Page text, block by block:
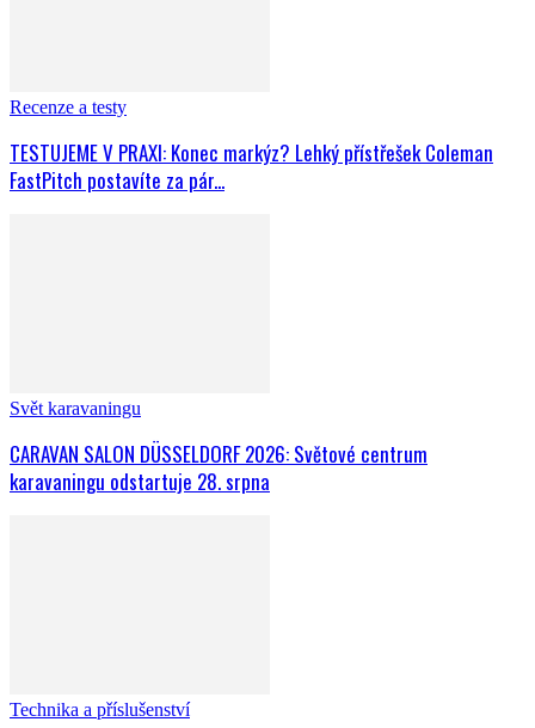
Recenze a testy
TESTUJEME V PRAXI: Konec markýz? Lehký přístřešek Coleman
FastPitch postavíte za pár...
Svět karavaningu
CARAVAN SALON DÜSSELDORF 2026: Světové centrum
karavaningu odstartuje 28. srpna
Technika a příslušenství